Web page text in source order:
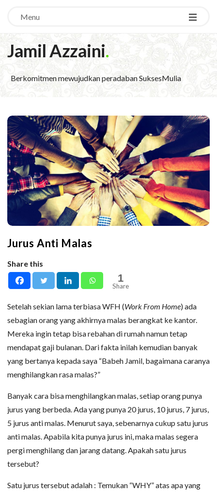
Menu
Jamil Azzaini.
Berkomitmen mewujudkan peradaban SuksesMulia
Jurus Anti Malas
Share this
1
Share
Setelah sekian lama terbiasa WFH (Work From Home) ada
sebagian orang yang akhirnya malas berangkat ke kantor.
Mereka ingin tetap bisa rebahan di rumah namun tetap
mendapat gaji bulanan. Dari fakta inilah kemudian banyak
yang bertanya kepada saya “Babeh Jamil, bagaimana caranya
menghilangkan rasa malas?”
Banyak cara bisa menghilangkan malas, setiap orang punya
jurus yang berbeda. Ada yang punya 20 jurus, 10 jurus, 7 jurus,
5 jurus anti malas. Menurut saya, sebenarnya cukup satu jurus
anti malas. Apabila kita punya jurus ini, maka malas segera
pergi menghilang dan jarang datang. Apakah satu jurus
tersebut?
Satu jurus tersebut adalah : Temukan “WHY” atas apa yang